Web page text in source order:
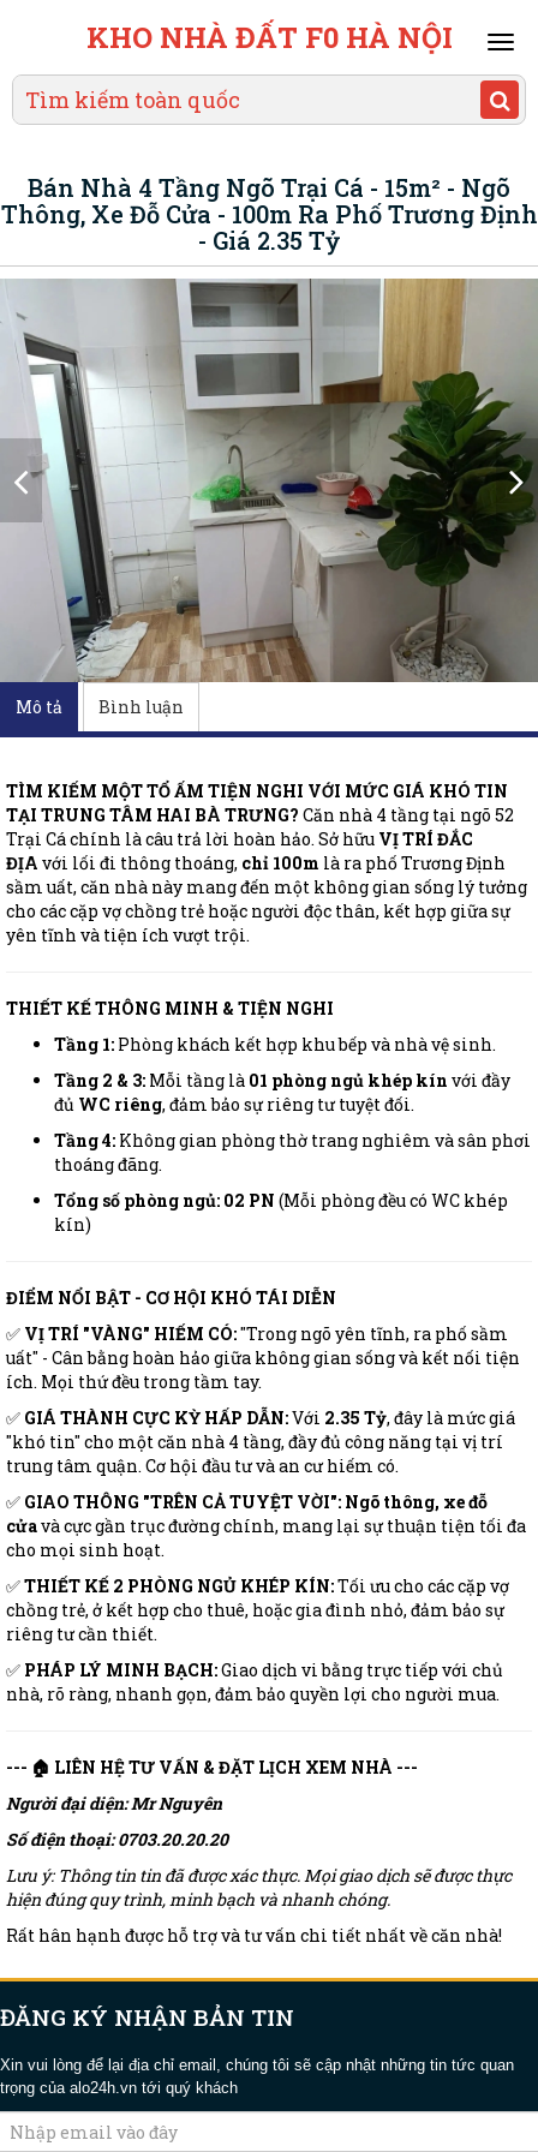
KHO NHÀ ĐẤT F0 HÀ NỘI
Bán Nhà 4 Tầng Ngõ Trại Cá - 15m² - Ngõ
Thông, Xe Đỗ Cửa - 100m Ra Phố Trương Định
- Giá 2.35 Tỷ
Mô tả Bình luận
TÌM KIẾM MỘT TỔ ẤM TIỆN NGHI VỚI MỨC GIÁ KHÓ TIN
TẠI TRUNG TÂM HAI BÀ TRƯNG? Căn nhà 4 tầng tại ngõ 52
Trại Cá chính là câu trả lời hoàn hảo. Sở hữu VỊ TRÍ ĐẮC
ĐỊA với lối đi thông thoáng, chỉ 100m là ra phố Trương Định
sầm uất, căn nhà này mang đến một không gian sống lý tưởng
cho các cặp vợ chồng trẻ hoặc người độc thân, kết hợp giữa sự
yên tĩnh và tiện ích vượt trội.
THIẾT KẾ THÔNG MINH & TIỆN NGHI
Tầng 1: Phòng khách kết hợp khu bếp và nhà vệ sinh.
Tầng 2 & 3: Mỗi tầng là 01 phòng ngủ khép kín với đầy
đủ WC riêng, đảm bảo sự riêng tư tuyệt đối.
Tầng 4: Không gian phòng thờ trang nghiêm và sân phơi
thoáng đãng.
Tổng số phòng ngủ: 02 PN (Mỗi phòng đều có WC khép
kín)
ĐIỂM NỔI BẬT - CƠ HỘI KHÓ TÁI DIỄN
✅ VỊ TRÍ "VÀNG" HIẾM CÓ:"Trong ngõ yên tĩnh, ra phố sầm
uất" - Cân bằng hoàn hảo giữa không gian sống và kết nối tiện
ích. Mọi thứ đều trong tầm tay.
✅ GIÁ THÀNH CỰC KỲ HẤP DẪN:Với 2.35 Tỷ, đây là mức giá
"khó tin" cho một căn nhà 4 tầng, đầy đủ công năng tại vị trí
trung tâm quận. Cơ hội đầu tư và an cư hiếm có.
✅ GIAO THÔNG "TRÊN CẢ TUYỆT VỜI": Ngõ thông, xe đỗ
cửavà cực gần trục đường chính, mang lại sự thuận tiện tối đa
cho mọi sinh hoạt.
✅THIẾT KẾ 2 PHÒNG NGỦ KHÉP KÍN:Tối ưu cho các cặp vợ
chồng trẻ, ở kết hợp cho thuê, hoặc gia đình nhỏ, đảm bảo sự
riêng tư cần thiết.
✅ PHÁP LÝ MINH BẠCH:Giao dịch vi bằng trực tiếp với chủ
nhà, rõ ràng, nhanh gọn, đảm bảo quyền lợi cho người mua.
--- 🏠 LIÊN HỆ TƯ VẤN & ĐẶT LỊCH XEM NHÀ ---
Người đại diện: Mr Nguyên
Số điện thoại: 0703.20.20.20
Lưu ý: Thông tin tin đã được xác thực. Mọi giao dịch sẽ được thực
hiện đúng quy trình, minh bạch và nhanh chóng.
Rất hân hạnh được hỗ trợ và tư vấn chi tiết nhất về căn nhà!
ĐĂNG KÝ NHẬN BẢN TIN
Xin vui lòng để lại địa chỉ email, chúng tôi sẽ cập nhật những tin tức quan
trọng của alo24h.vn tới quý khách